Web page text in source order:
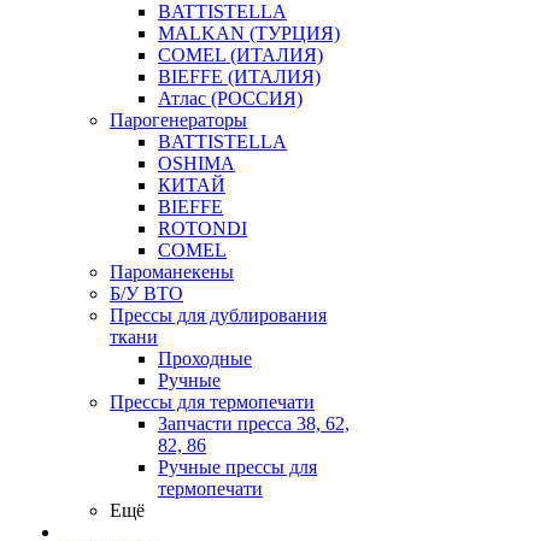
BATTISTELLA
MALKAN (ТУРЦИЯ)
COMEL (ИТАЛИЯ)
BIEFFE (ИТАЛИЯ)
Атлас (РОССИЯ)
Парогенераторы
BATTISTELLA
OSHIMA
КИТАЙ
BIEFFE
ROTONDI
COMEL
Пароманекены
Б/У ВТО
Прессы для дублирования
ткани
Проходные
Ручные
Прессы для термопечати
Запчасти пресса 38, 62,
82, 86
Ручные прессы для
термопечати
Ещё